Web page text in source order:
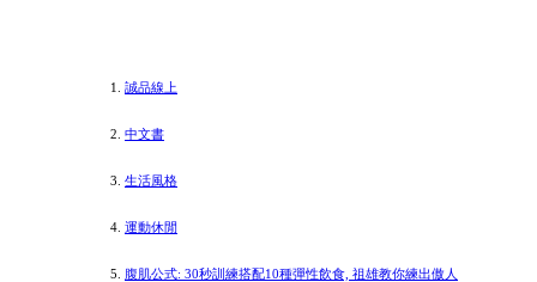
誠品線上
中文書
生活風格
運動休閒
腹肌公式: 30秒訓練搭配10種彈性飲食, 祖雄教你練出傲人